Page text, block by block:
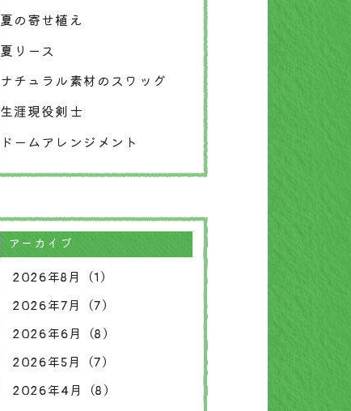
夏の寄せ植え
夏リース
ナチュラル素材のスワッグ
生涯現役剣士
ドームアレンジメント
アーカイブ
2026年8月（1）
2026年7月（7）
2026年6月（8）
2026年5月（7）
2026年4月（8）